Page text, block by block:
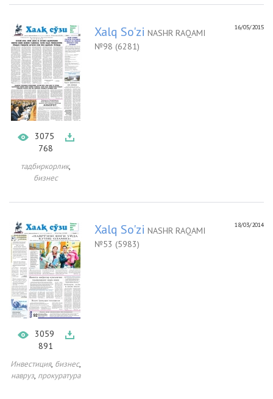
3075
768
тадбиркорлик,
бизнес
16/05/2015
Xalq So'zi NASHR RAQAMI
№98 (6281)
3059
891
Инвестиция, бизнес,
навруз, прокуратура
18/03/2014
Xalq So'zi NASHR RAQAMI
№53 (5983)